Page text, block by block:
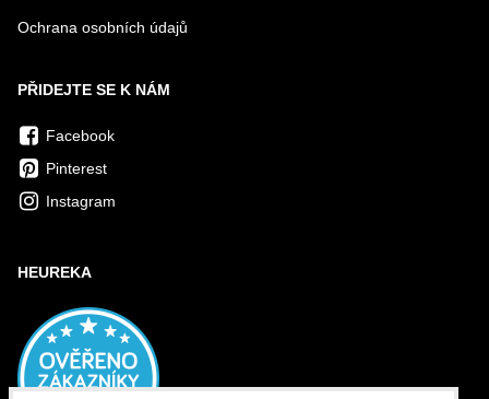
Ochrana osobních údajů
PŘIDEJTE SE K NÁM
Facebook
Pinterest
Instagram
HEUREKA